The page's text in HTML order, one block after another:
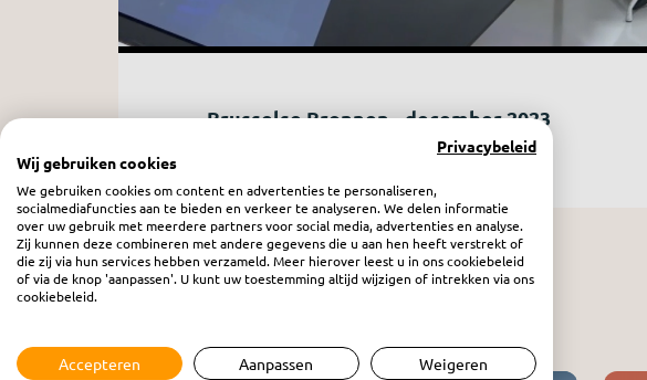
Brusselse Bronnen - december 2023
Meer programma’s
Privacybeleid
Wij gebruiken cookies
We gebruiken cookies om content en advertenties te personaliseren,
socialmediafuncties aan te bieden en verkeer te analyseren. We delen informatie
over uw gebruik met meerdere partners voor social media, advertenties en analyse.
Zij kunnen deze combineren met andere gegevens die u aan hen heeft verstrekt of
die zij via hun services hebben verzameld. Meer hierover leest u in ons cookiebeleid
of via de knop 'aanpassen'. U kunt uw toestemming altijd wijzigen of intrekken via ons
cookiebeleid.
Accepteren Aanpassen Weigeren